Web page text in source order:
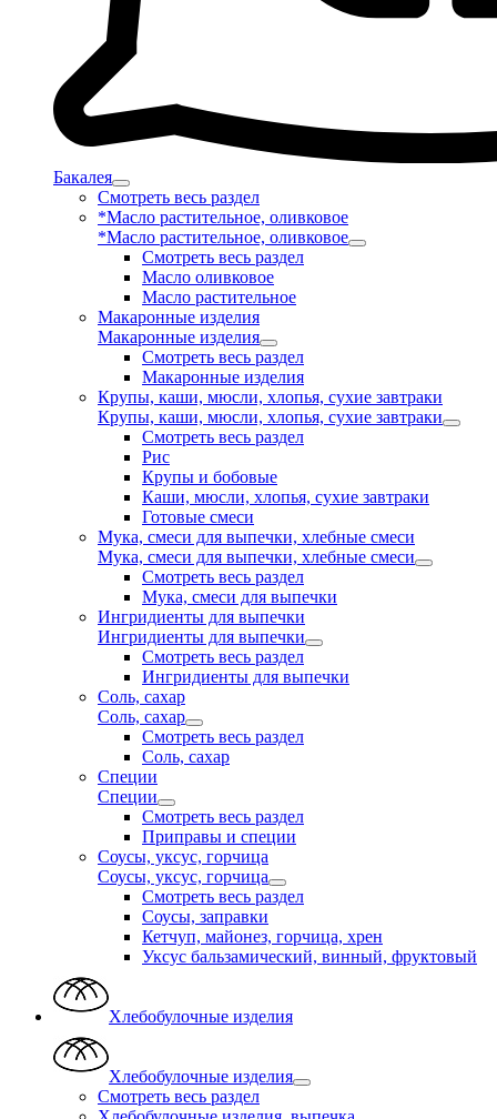
Бакалея
Смотреть весь раздел
*Масло растительное, оливковое
*Масло растительное, оливковое
Смотреть весь раздел
Масло оливковое
Масло растительное
Макаронные изделия
Макаронные изделия
Смотреть весь раздел
Макаронные изделия
Крупы, каши, мюсли, хлопья, сухие завтраки
Крупы, каши, мюсли, хлопья, сухие завтраки
Смотреть весь раздел
Рис
Крупы и бобовые
Каши, мюсли, хлопья, сухие завтраки
Готовые смеси
Мука, смеси для выпечки, хлебные смеси
Мука, смеси для выпечки, хлебные смеси
Смотреть весь раздел
Мука, смеси для выпечки
Ингридиенты для выпечки
Ингридиенты для выпечки
Смотреть весь раздел
Ингридиенты для выпечки
Соль, сахар
Соль, сахар
Смотреть весь раздел
Соль, сахар
Специи
Специи
Смотреть весь раздел
Приправы и специи
Соусы, уксус, горчица
Соусы, уксус, горчица
Смотреть весь раздел
Соусы, заправки
Кетчуп, майонез, горчица, хрен
Уксус бальзамический, винный, фруктовый
Хлебобулочные изделия
Хлебобулочные изделия
Смотреть весь раздел